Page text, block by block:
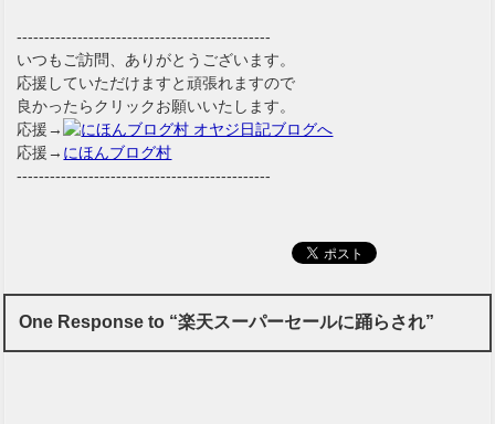
----------------------------------------------
いつもご訪問、ありがとうございます。
応援していただけますと頑張れますので
良かったらクリックお願いいたします。
応援→
応援→ にほんブログ村
----------------------------------------------
One Response to “楽天スーパーセールに踊らされ”